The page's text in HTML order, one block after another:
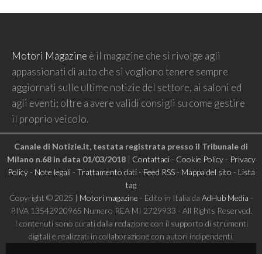
Motori Magazine è il magazine che si rivolge agli
appassionati di auto che si vogliono tenere sempre
aggiornati sulle ultime notizie del settore, ai saloni ed
agli eventi; oltre a avere validi consigli su come gestire
il proprio veicolo.
Canale di Notizie.it, testata registrata presso il Tribunale di
Milano n.68 in data 01/03/2018| Contattaci- Cookie Policy- Privacy
Policy- Note legali- Trattamento dati- Feed RSS- Mappa del sito - Lista
tag
Copyright © 2025 | Motori magazine - Edito in Italia da AdHub Media -
P.IVA 13542920965 Numero REA MI 2729933 - All Rights Reserved.
I contenuti sono curati dalla redazione con il supporto di strumenti
digitali e realizzati in collaborazione con autori indipendenti.